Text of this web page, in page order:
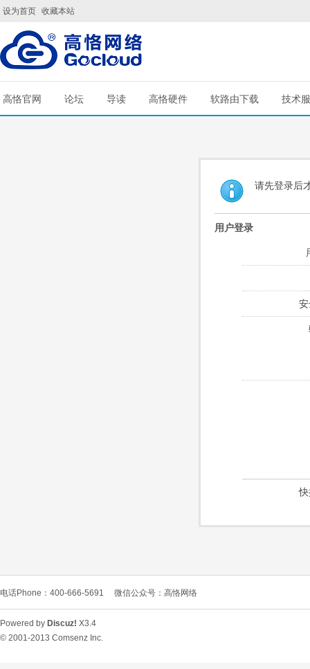
设为首页 收藏本站
高恪官网 论坛 导读 高恪硬件 软路由下载 技术
请先登录后
用户登录
电话Phone：400-666-5691 微信公众号：高恪网络
Powered by Discuz! X3.4
© 2001-2013 Comsenz Inc.